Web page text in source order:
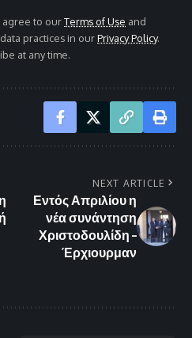
agree to ourTerms of Use and
practices in ourPrivacy Policy.
at any time.
NEXT ARTICLE
Εντός Απριλίου η
νέα συνάντηση
Χριστοδουλίδη –
Έρχιουρμαν